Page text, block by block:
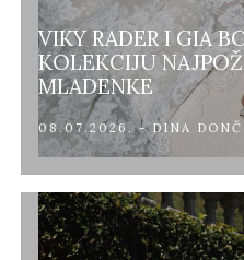
VIKY RADER I GIA
KOLEKCIJU
MLADENKE
08.07.2026. - DINA